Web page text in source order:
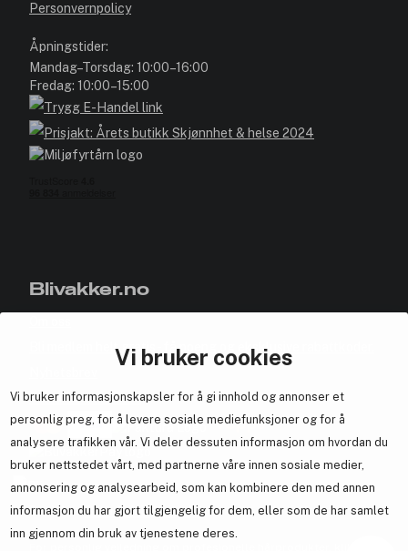
Vi bruker cookies
Vi bruker informasjonskapsler for å gi innhold og annonser et
personlig preg, for å levere sosiale mediefunksjoner og for å
analysere trafikken vår. Vi deler dessuten informasjon om hvordan du
bruker nettstedet vårt, med partnerne våre innen sosiale medier,
annonsering og analysearbeid, som kan kombinere den med annen
informasjon du har gjort tilgjengelig for dem, eller som de har samlet
inn gjennom din bruk av tjenestene deres.
Personvernpolicy
Åpningstider:
Mandag–Torsdag: 10:00–16:00
Fredag: 10:00–15:00
Blivakker.no
Bli medlem helt gratis - få poeng og eksklusive rabattkoder.
Samarbeid med oss
En del avBrandsdal Group AS